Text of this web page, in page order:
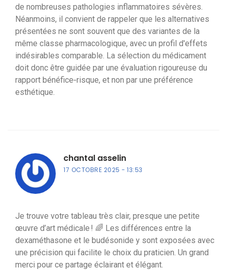
de nombreuses pathologies inflammatoires sévères.
Néanmoins, il convient de rappeler que les alternatives
présentées ne sont souvent que des variantes de la
même classe pharmacologique, avec un profil d'effets
indésirables comparable. La sélection du médicament
doit donc être guidée par une évaluation rigoureuse du
rapport bénéfice‑risque, et non par une préférence
esthétique.
chantal asselin
17 OCTOBRE 2025 13:53
Je trouve votre tableau très clair, presque une petite
œuvre d’art médicale ! 🌈 Les différences entre la
dexaméthasone et le budésonide y sont exposées avec
une précision qui facilite le choix du praticien. Un grand
merci pour ce partage éclairant et élégant.